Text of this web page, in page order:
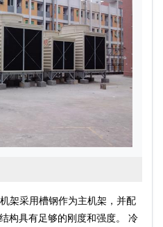
机架采用槽钢作为主机架，并配
构具有足够的刚度和强度。 冷